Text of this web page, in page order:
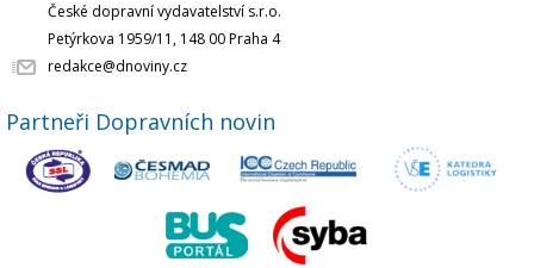
České dopravní vydavatelství s.r.o.
Petýrkova 1959/11, 148 00 Praha 4
redakce@dnoviny.cz
Partneři Dopravních novin